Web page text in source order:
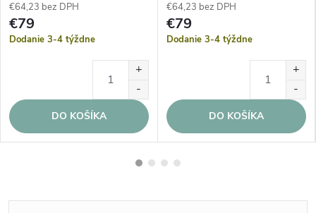
€64,23 bez DPH
€79
Dodanie 3-4 týždne
DO KOŠÍKA
€64,23 bez DPH
€79
Dodanie 3-4 týždne
DO KOŠÍKA